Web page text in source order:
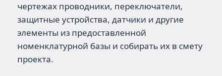
чертежах проводники, переключатели,
защитные устройства, датчики и другие
элементы из предоставленной
номенклатурной базы и собирать их в смету
проекта.